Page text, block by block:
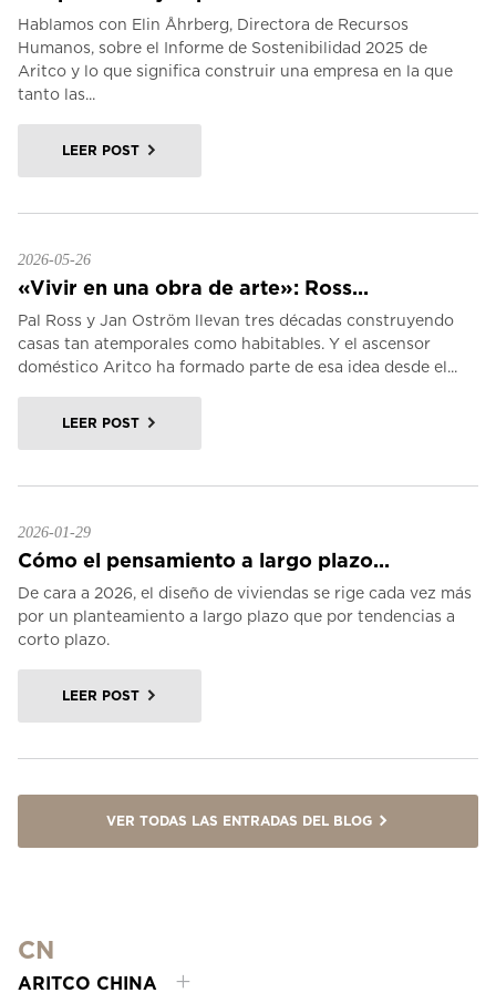
Hablamos con Elin Åhrberg, Directora de Recursos
Humanos, sobre el Informe de Sostenibilidad 2025 de
Aritco y lo que significa construir una empresa en la que
tanto las...
LEER POST
2026-05-26
«Vivir en una obra de arte»: Ross...
Pal Ross y Jan Oström llevan tres décadas construyendo
casas tan atemporales como habitables. Y el ascensor
doméstico Aritco ha formado parte de esa idea desde el...
LEER POST
2026-01-29
Cómo el pensamiento a largo plazo...
De cara a 2026, el diseño de viviendas se rige cada vez más
por un planteamiento a largo plazo que por tendencias a
corto plazo.
LEER POST
VER TODAS LAS ENTRADAS DEL BLOG
CN
ARITCO CHINA